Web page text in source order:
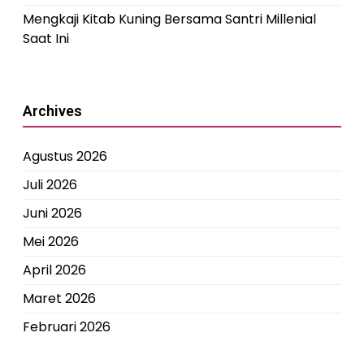
Mengkaji Kitab Kuning Bersama Santri Millenial
Saat Ini
Archives
Agustus 2026
Juli 2026
Juni 2026
Mei 2026
April 2026
Maret 2026
Februari 2026